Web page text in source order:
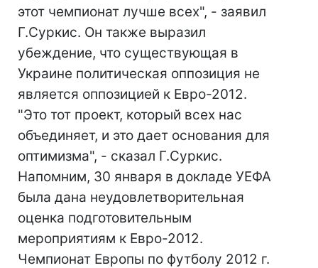
этот чемпионат лучше всех", - заявил
Г.Суркис. Он также выразил
убеждение, что существующая в
Украине политическая оппозиция не
является оппозицией к Евро-2012.
"Это тот проект, который всех нас
объединяет, и это дает основания для
оптимизма", - сказал Г.Суркис.
Напомним, 30 января в докладе УЕФА
была дана неудовлетворительная
оценка подготовительным
мероприятиям к Евро-2012.
Чемпионат Европы по футболу 2012 г.